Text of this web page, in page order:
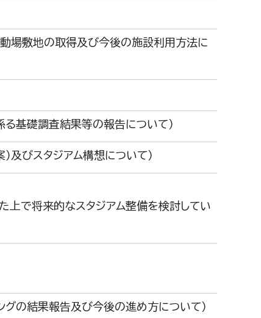
場敷地の取得及び今後の施設利用方法に
る基礎調査結果等の報告について）
及びスタジアム構想について）
上で将来的なスタジアム整備を検討してい
グの結果報告及び今後の進め方について）